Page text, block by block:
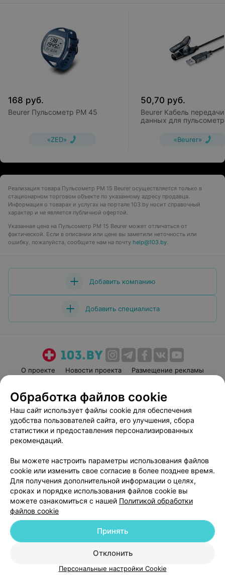
168 руб.
Beurer Пульсометр PM 45
«ZED»
50,70 руб.
Beurer Кабель передачи
данных для
«Beurer»
Реализация товара Пульсометр PM 15 Beurer осуществляется только в
стационарном торговом объекте по указанному адресу продавца.
Информация о товарах и услугах на портале 103.by носит справочный
характер и не является публичной офертой.
Указанная цена на Пульсометр PM 15 Beurer может отличаться от
фактической. Если в описании или цене вы заметили неточность или
ошибку, пожалуйста, сообщите нам на почту help@103.by.
Добавить компанию
Добавить специалиста
О проекте Новости проекта
Размещение рекламы
Пользовательское соглашение
Способы оплаты
Вакансии
Партнеры
Написать руководителю 103.by
Обработка персональных данных
© 2026 ООО «Артокс Лаб», УНП 191700409
| 220012, Республика Беларусь,
г. Минск, улица Толбухина, 2, пом. 16 | help@103.by
Служба поддержки +375 291212755
Обработка файлов cookie
Наш сайт использует файлы cookie для обеспечения
удобства пользователей сайта, его улучшения, сбора
статистики и предоставления персонализированных
рекомендаций.
Вы можете настроить параметры использования файлов
cookie или изменить свое согласие в более позднее время.
Для получения дополнительной информации о целях,
сроках и порядке использования файлов cookie вы
можете ознакомиться с нашей Политикой обработки
файлов cookie
Отклонить
Принять
Персональные настройки Cookie